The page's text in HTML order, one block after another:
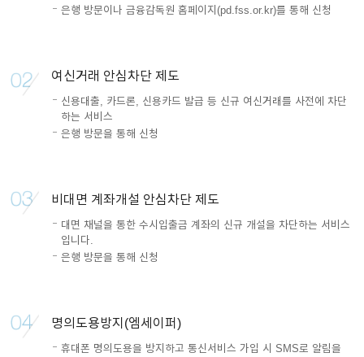
은행 방문이나 금융감독원 홈페이지(pd.fss.or.kr)를 통해 신청
여신거래 안심차단 제도
신용대출, 카드론, 신용카드 발급 등 신규 여신거래를 사전에 차단
하는 서비스
은행 방문을 통해 신청
비대면 계좌개설 안심차단 제도
대면 채널을 통한 수시입출금 계좌의 신규 개설을 차단하는 서비스
입니다.
은행 방문을 통해 신청
명의도용방지(엠세이퍼)
휴대폰 명의도용을 방지하고 통신서비스 가입 시 SMS로 알림을